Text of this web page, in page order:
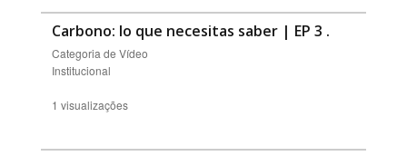
Carbono: lo que necesitas saber | EP 3 .
Categoria de Vídeo
Institucional
1 visualizações